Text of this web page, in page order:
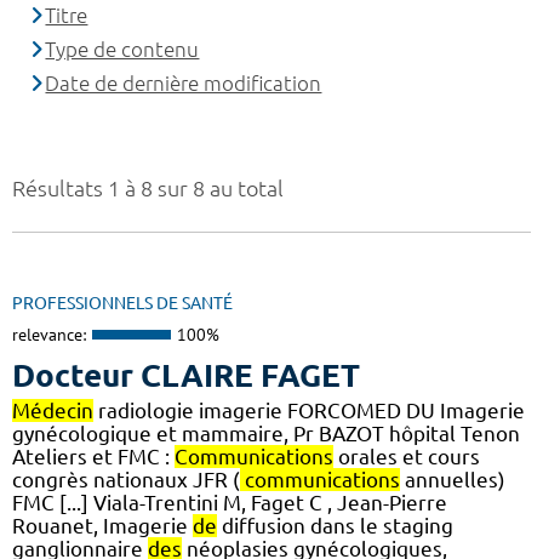
Résultats 1 à 8 sur 8 au total
PROFESSIONNELS DE SANTÉ
relevance: 100%
Docteur CLAIRE FAGET
Médecin radiologie imagerie FORCOMED DU Imagerie
gynécologique et mammaire, Pr BAZOT hôpital Tenon
Ateliers et FMC : Communications orales et cours
congrès nationaux JFR ( communications annuelles)
FMC [...] Viala-Trentini M, Faget C , Jean-Pierre
Rouanet, Imagerie de diffusion dans le staging
ganglionnaire des néoplasies gynécologiques,
Titre
Type de contenu
Date de dernière modification